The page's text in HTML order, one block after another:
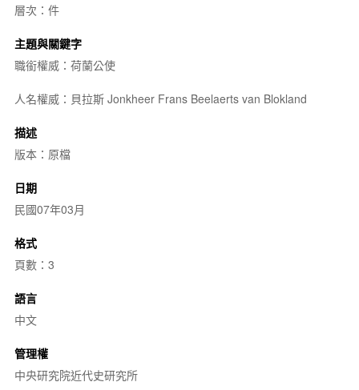
層次：件
主題與關鍵字
職銜權威：荷蘭公使
人名權威：貝拉斯 Jonkheer Frans Beelaerts van Blokland
描述
版本：原檔
日期
民國07年03月
格式
頁數：3
語言
中文
管理權
中央研究院近代史研究所